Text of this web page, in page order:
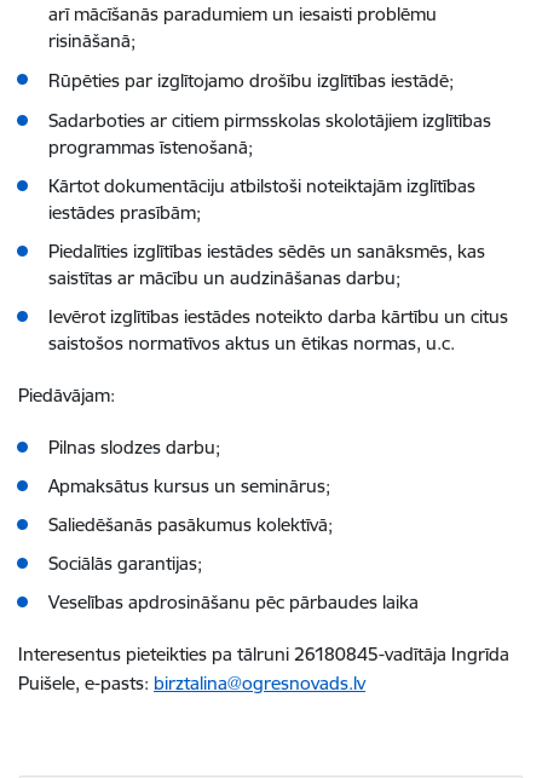
arī mācīšanās paradumiem un iesaisti problēmu
risināšanā;
Rūpēties par izglītojamo drošību izglītības iestādē;
Sadarboties ar citiem pirmsskolas skolotājiem izglītības
programmas īstenošanā;
Kārtot dokumentāciju atbilstoši noteiktajām izglītības
iestādes prasībām;
Piedalīties izglītības iestādes sēdēs un sanāksmēs, kas
saistītas ar mācību un audzināšanas darbu;
Ievērot izglītības iestādes noteikto darba kārtību un citus
saistošos normatīvos aktus un ētikas normas, u.c.
Piedāvājam:
​Pilnas slodzes darbu;
Apmaksātus kursus un seminārus;
Saliedēšanās pasākumus kolektīvā;
Sociālās garantijas;
Veselības apdrosināšanu pēc pārbaudes laika
Interesentus pieteikties pa tālruni 26180845-vadītāja Ingrīda
Puišele, e-pasts: birztalina@ogresnovads.lv